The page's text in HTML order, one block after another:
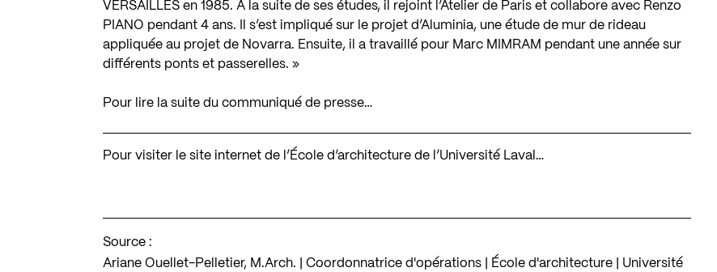
VERSAILLES en 1985. À la suite de ses études, il rejoint l’Atelier de Paris et collabore avec Renzo
PIANO pendant 4 ans. Il s’est impliqué sur le projet d’Aluminia, une étude de mur de rideau
appliquée au projet de Novarra. Ensuite, il a travaillé pour Marc MIMRAM pendant une année sur
différents ponts et passerelles. »
Pour lire la suite du communiqué de presse…
Pour visiter le site internet de l’École d’architecture de l’Université Laval…
Source :
Ariane Ouellet-Pelletier, M.Arch. | Coordonnatrice d'opérations | École d'architecture | Université